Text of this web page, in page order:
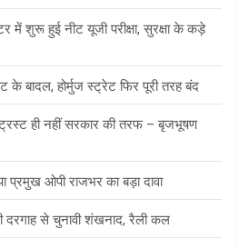
में शुरू हुई नीट यूजी परीक्षा, सुरक्षा के कड़े
के बादल, होर्मुज स्ट्रेट फिर पूरी तरह बंद
ट्रस्ट ही नहीं सरकार की तरफ – बृजभूषण
प्रमुख ओपी राजभर का बड़ा दावा
दरगाह से चुनावी शंखनाद, रैली कल